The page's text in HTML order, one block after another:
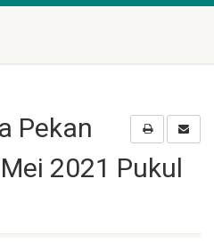
Pekan
2021 Pukul